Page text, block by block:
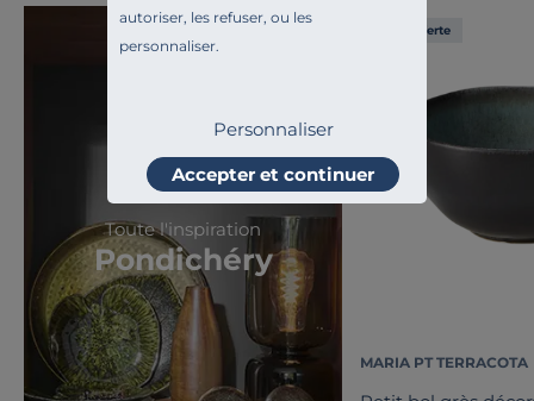
autoriser, les refuser, ou les
personnaliser.
Personnaliser
Accepter et continuer
Toute l'inspiration
Pondichéry
Liv. offerte
MARIA PT TERRACOTA